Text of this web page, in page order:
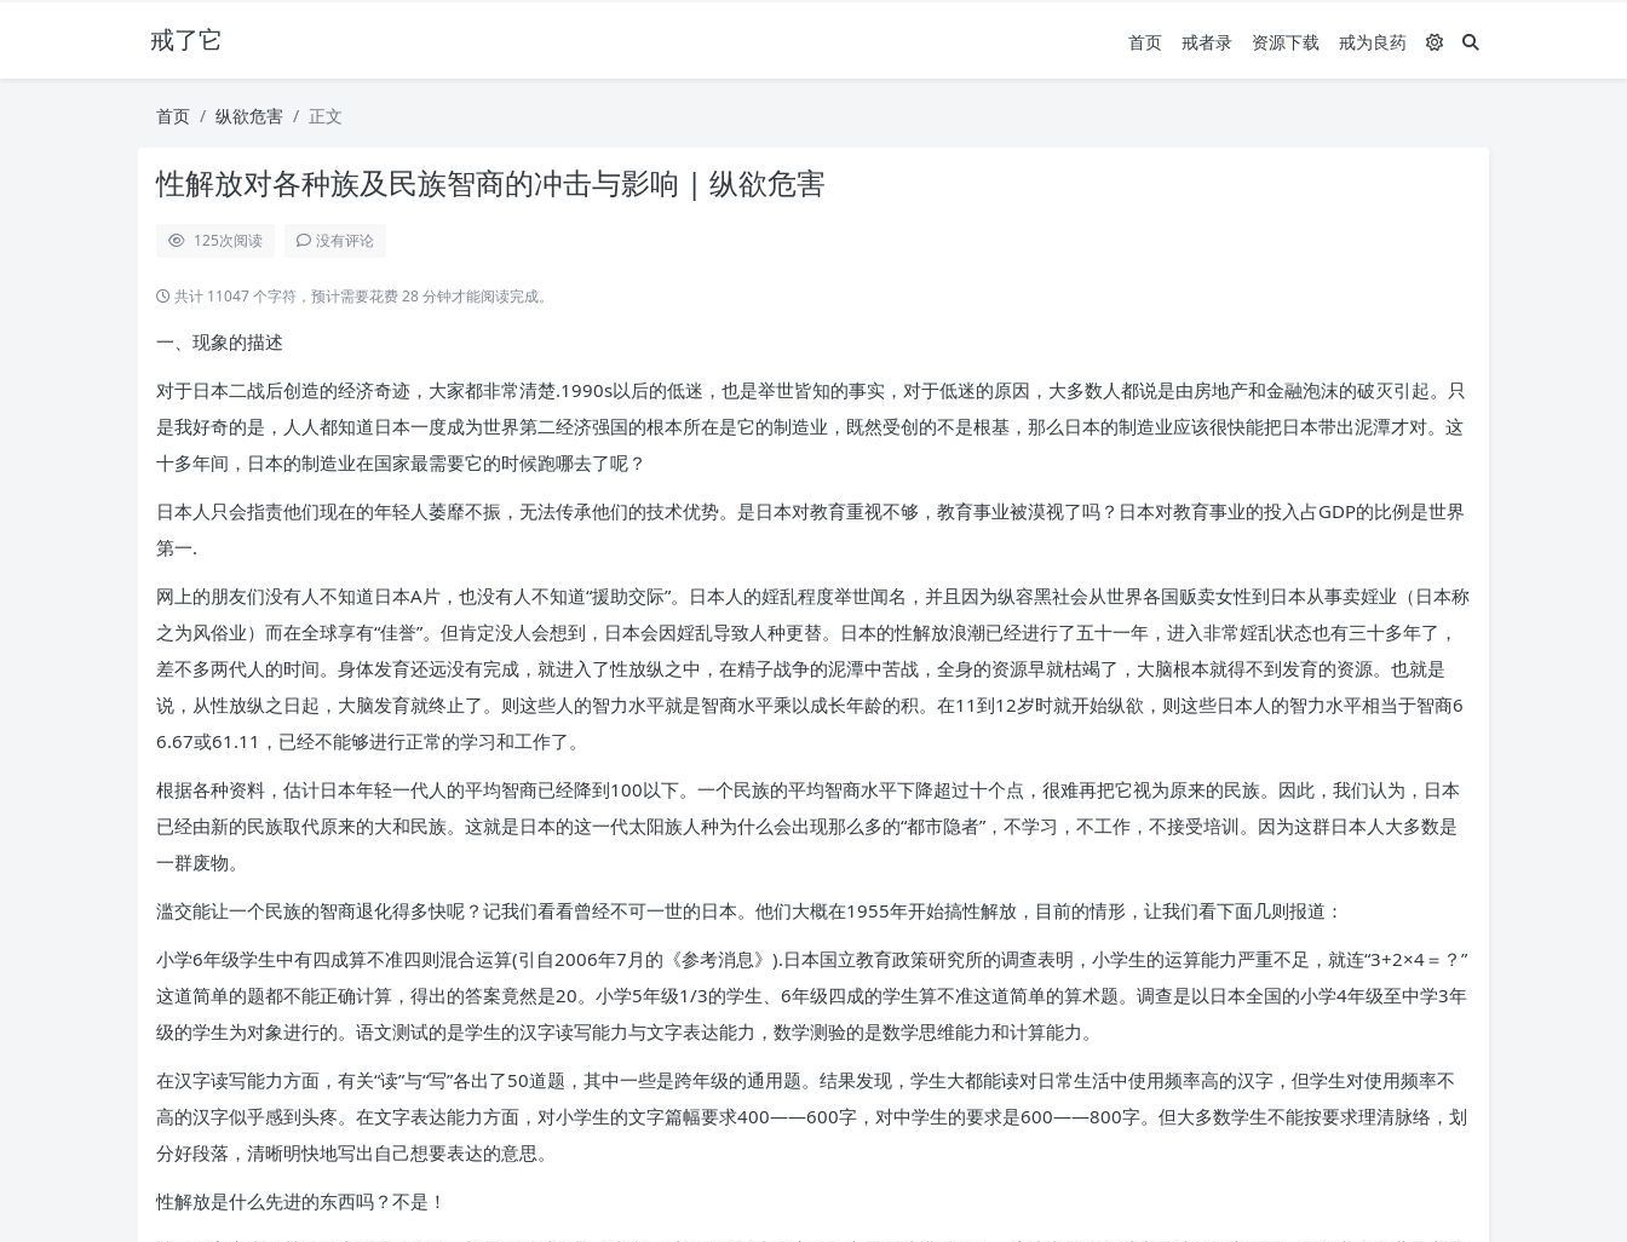
戒了它 首页 戒者录 资源下载 戒为良药
首页 纵欲危害 正文
性解放对各种族及民族智商的冲击与影响 | 纵欲危害
125次阅读 没有评论
共计 11047 个字符，预计需要花费 28 分钟才能阅读完成。
一、现象的描述
对于日本二战后创造的经济奇迹，大家都非常清楚.1990s以后的低迷，也是举世皆知的事实，对于低迷的原因，大多数人都说是由房地产和金融泡沫的破灭引起。只
是我好奇的是，人人都知道日本一度成为世界第二经济强国的根本所在是它的制造业，既然受创的不是根基，那么日本的制造业应该很快能把日本带出泥潭才对。这
十多年间，日本的制造业在国家最需要它的时候跑哪去了呢？
日本人只会指责他们现在的年轻人萎靡不振，无法传承他们的技术优势。是日本对教育重视不够，教育事业被漠视了吗？日本对教育事业的投入占GDP的比例是世界
第一.
网上的朋友们没有人不知道日本A片，也没有人不知道“援助交际”。日本人的婬乱程度举世闻名，并且因为纵容黑社会从世界各国贩卖女性到日本从事卖婬业（日本称
之为风俗业）而在全球享有“佳誉”。但肯定没人会想到，日本会因婬乱导致人种更替。日本的性解放浪潮已经进行了五十一年，进入非常婬乱状态也有三十多年了，
差不多两代人的时间。身体发育还远没有完成，就进入了性放纵之中，在精子战争的泥潭中苦战，全身的资源早就枯竭了，大脑根本就得不到发育的资源。也就是
说，从性放纵之日起，大脑发育就终止了。则这些人的智力水平就是智商水平乘以成长年龄的积。在11到12岁时就开始纵欲，则这些日本人的智力水平相当于智商6
6.67或61.11，已经不能够进行正常的学习和工作了。
根据各种资料，估计日本年轻一代人的平均智商已经降到100以下。一个民族的平均智商水平下降超过十个点，很难再把它视为原来的民族。因此，我们认为，日本
已经由新的民族取代原来的大和民族。这就是日本的这一代太阳族人种为什么会出现那么多的“都市隐者”，不学习，不工作，不接受培训。因为这群日本人大多数是
一群废物。
滥交能让一个民族的智商退化得多快呢？记我们看看曾经不可一世的日本。他们大概在1955年开始搞性解放，目前的情形，让我们看下面几则报道：
小学6年级学生中有四成算不准四则混合运算(引自2006年7月的《参考消息》).日本国立教育政策研究所的调查表明，小学生的运算能力严重不足，就连“3+2×4＝？”
这道简单的题都不能正确计算，得出的答案竟然是20。小学5年级1/3的学生、6年级四成的学生算不准这道简单的算术题。调查是以日本全国的小学4年级至中学3年
级的学生为对象进行的。语文测试的是学生的汉字读写能力与文字表达能力，数学测验的是数学思维能力和计算能力。
在汉字读写能力方面，有关“读”与“写”各出了50道题，其中一些是跨年级的通用题。结果发现，学生大都能读对日常生活中使用频率高的汉字，但学生对使用频率不
高的汉字似乎感到头疼。在文字表达能力方面，对小学生的文字篇幅要求400——600字，对中学生的要求是600——800字。但大多数学生不能按要求理清脉络，划
分好段落，清晰明快地写出自己想要表达的意思。
性解放是什么先进的东西吗？不是！